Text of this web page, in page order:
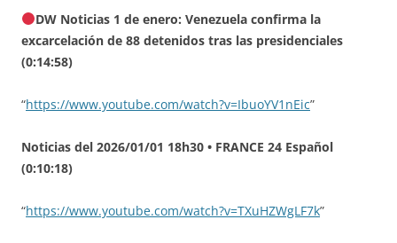
DW Noticias 1 de enero: Venezuela confirma la
excarcelación de 88 detenidos tras las presidenciales
(0:14:58)
“https://www.youtube.com/watch?v=IbuoYV1nEic”
Noticias del 2026/01/01 18h30 • FRANCE 24 Español
(0:10:18)
“https://www.youtube.com/watch?v=TXuHZWgLF7k”